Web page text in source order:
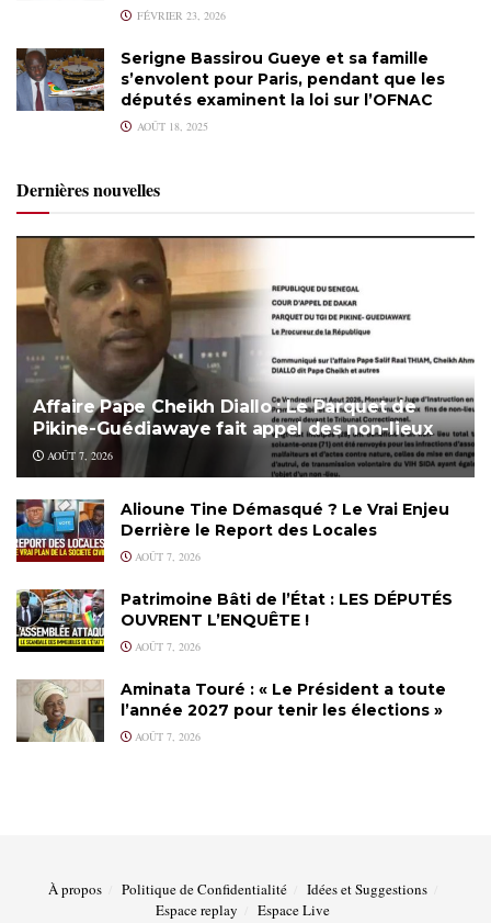
FÉVRIER 23, 2026
Serigne Bassirou Gueye et sa famille
s’envolent pour Paris, pendant que les
députés examinent la loi sur l’OFNAC
AOÛT 18, 2025
Dernières nouvelles
Affaire Pape Cheikh Diallo : Le Parquet de
Pikine-Guédiawaye fait appel des non-lieux
AOÛT 7, 2026
Alioune Tine Démasqué ? Le Vrai Enjeu
Derrière le Report des Locales
AOÛT 7, 2026
Patrimoine Bâti de l’État : LES DÉPUTÉS
OUVRENT L’ENQUÊTE !
AOÛT 7, 2026
Aminata Touré : « Le Président a toute
l’année 2027 pour tenir les élections »
AOÛT 7, 2026
À propos Politique de Confidentialité
Idées et Suggestions
Espace replay
Espace Live